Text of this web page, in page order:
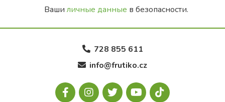
Ваши личные данные в безопасности.
728 855 611
info@frutiko.cz